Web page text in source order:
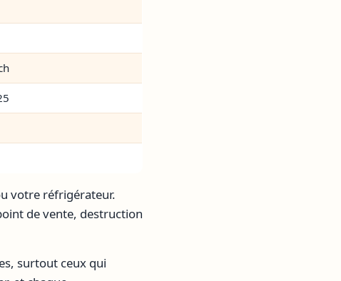
votre réfrigérateur.
de vente, destruction
surtout ceux qui